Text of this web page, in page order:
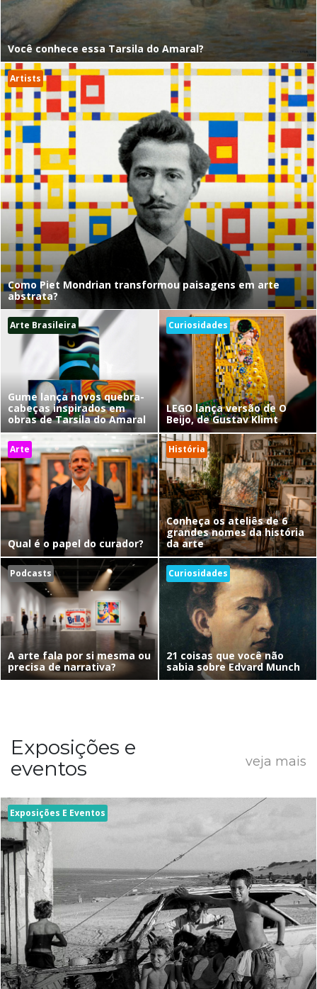
Você conhece essa Tarsila do Amaral?
Artists
Como Piet Mondrian transformou paisagens em arte
abstrata?
Arte Brasileira
Gume lança novos quebra-
cabeças inspirados em
obras de Tarsila do Amaral
Curiosidades
LEGO lança versão de O
Beijo, de Gustav Klimt
Arte
Qual é o papel do curador?
História
Conheça os ateliês de 6
grandes nomes da história
da arte
Podcasts
A arte fala por si mesma ou
precisa de narrativa?
Curiosidades
21 coisas que você não
sabia sobre Edvard Munch
Exposições e
eventos
veja mais
Exposições E Eventos